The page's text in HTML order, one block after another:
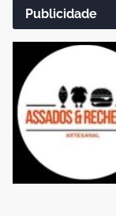
Publicidade